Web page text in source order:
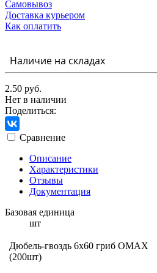
Самовывоз
Доставка курьером
Как оплатить
Наличие на складах
2.50 руб.
Нет в наличии
Поделиться:
Сравнение
Описание
Характеристики
Отзывы
Документация
Базовая единица
шт
Дюбель-гвоздь 6х60 гриб ОМАХ
(200шт)